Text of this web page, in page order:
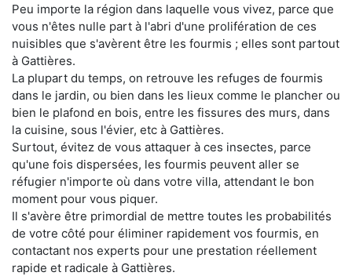
Peu importe la région dans laquelle vous vivez, parce que
vous n'êtes nulle part à l'abri d'une prolifération de ces
nuisibles que s'avèrent être les fourmis ; elles sont partout
à Gattières.
La plupart du temps, on retrouve les refuges de fourmis
dans le jardin, ou bien dans les lieux comme le plancher ou
bien le plafond en bois, entre les fissures des murs, dans
la cuisine, sous l'évier, etc à Gattières.
Surtout, évitez de vous attaquer à ces insectes, parce
qu'une fois dispersées, les fourmis peuvent aller se
réfugier n'importe où dans votre villa, attendant le bon
moment pour vous piquer.
Il s'avère être primordial de mettre toutes les probabilités
de votre côté pour éliminer rapidement vos fourmis, en
contactant nos experts pour une prestation réellement
rapide et radicale à Gattières.